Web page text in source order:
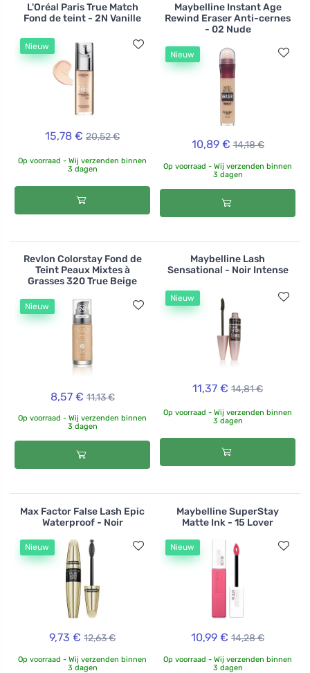
L'Oréal Paris True Match
Fond de teint - 2N Vanille
Nieuw
15,78 € 20,52 €
Op voorraad - Wij verzenden binnen
3 dagen
Maybelline Instant Age
Rewind Eraser Anti-cernes
- 02 Nude
Nieuw
10,89 € 14,18 €
Op voorraad - Wij verzenden binnen
3 dagen
Revlon Colorstay Fond de
Teint Peaux Mixtes à
Grasses 320 True Beige
Nieuw
8,57 € 11,13 €
Op voorraad - Wij verzenden binnen
3 dagen
Maybelline Lash
Sensational - Noir Intense
Nieuw
11,37 € 14,81 €
Op voorraad - Wij verzenden binnen
3 dagen
Max Factor False Lash Epic
Waterproof - Noir
Nieuw
9,73 € 12,63 €
Op voorraad - Wij verzenden binnen
3 dagen
Maybelline SuperStay
Matte Ink - 15 Lover
Nieuw
10,99 € 14,28 €
Op voorraad - Wij verzenden binnen
3 dagen